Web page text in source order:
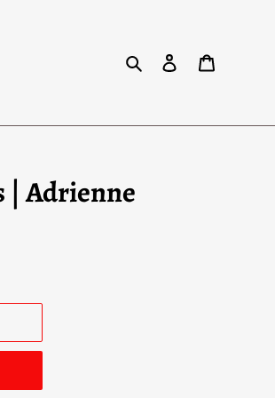
Buscar Ingresar
| Adrienne